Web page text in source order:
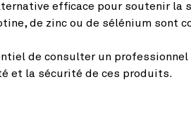
efficace pour soutenir la
de zinc ou de sélénium sont
de consulter un
et la sécurité de ces produits.